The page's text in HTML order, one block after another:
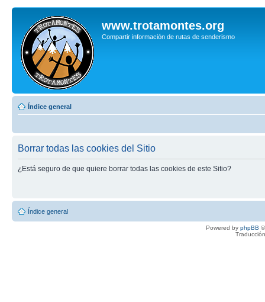
www.trotamontes.org
Compartir información de rutas de senderismo
Índice general
Borrar todas las cookies del Sitio
¿Está seguro de que quiere borrar todas las cookies de este Sitio?
Índice general
Powered by phpBB